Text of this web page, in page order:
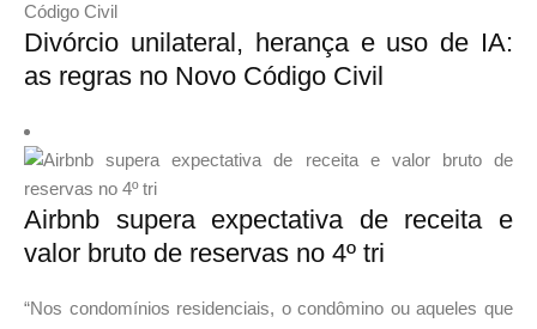
Divórcio unilateral, herança e uso de IA:
as regras no Novo Código Civil
Airbnb supera expectativa de receita e
valor bruto de reservas no 4º tri
“Nos condomínios residenciais, o condômino ou aqueles que